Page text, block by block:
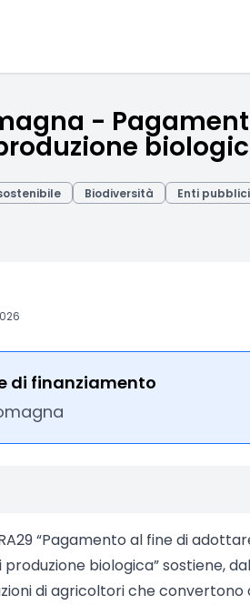
-
Biodiversità Enti pubblici
di finanziamento
“Pagamento al fine di
biologica” sostiene, dal
di agricoltori che